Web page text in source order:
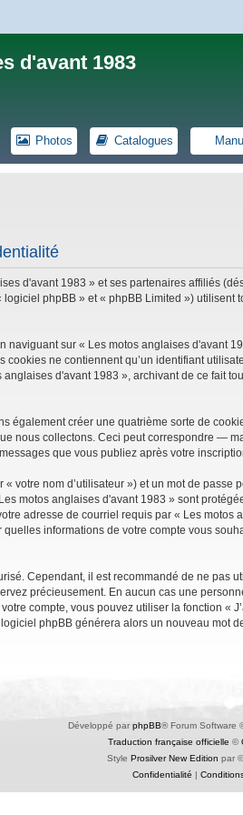
d'avant 1983
Photos Catalogues
d'avant 1983 » et ses partenaires affiliés
phpBB » et « phpBB Limited »)
sur « Les motos anglaises
ne contiennent qu’un identifiant
d'avant 1983 », archivant de ce fait
également créer une quatrième sorte de
nous collectons. Ceci peut correspondre —
que vous publiez après votre
votre nom d’utilisateur ») et un mot de
motos anglaises d'avant 1983 » sont
adresse de courriel requis par « Les
informations de votre compte vous
Cependant, il est recommandé de ne
précieusement. En aucun cas une
compte, vous pouvez utiliser la fonction
phpBB générera alors un nouveau mot
Développé par phpBB® Forum Software
Traduction française officielle ©
Style Prosilver New Edition par
Confidentialité